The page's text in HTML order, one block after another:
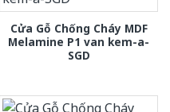
Cửa Gỗ Chống Cháy MDF
Melamine P1 van kem-a-
SGD